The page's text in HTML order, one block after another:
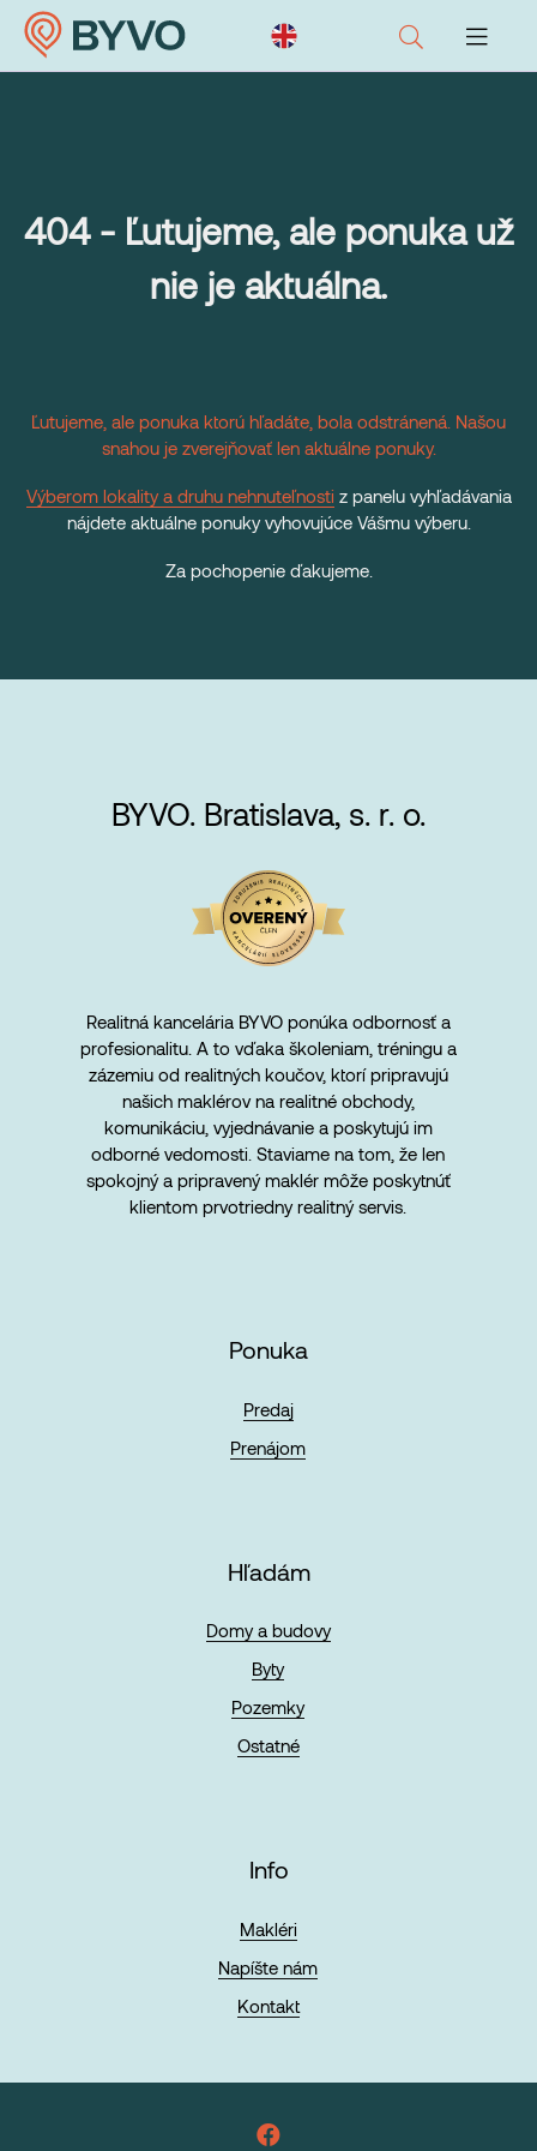
404 - Ľutujeme, ale ponuka už
nie je aktuálna.
Ľutujeme, ale ponuka ktorú hľadáte, bola odstránená. Našou
snahou je zverejňovať len aktuálne ponuky.
Výberom lokality a druhu nehnuteľnosti z panelu vyhľadávania
nájdete aktuálne ponuky vyhovujúce Vášmu výberu.
Za pochopenie ďakujeme.
BYVO. Bratislava, s. r. o.
Realitná kancelária BYVO ponúka odbornosť a
profesionalitu. A to vďaka školeniam, tréningu a
zázemiu od realitných koučov, ktorí pripravujú
našich maklérov na realitné obchody,
komunikáciu, vyjednávanie a poskytujú im
odborné vedomosti. Staviame na tom, že len
spokojný a pripravený maklér môže poskytnúť
klientom prvotriedny realitný servis.
Ponuka
Predaj
Prenájom
Hľadám
Domy a budovy
Byty
Pozemky
Ostatné
Info
Makléri
Napíšte nám
Kontakt